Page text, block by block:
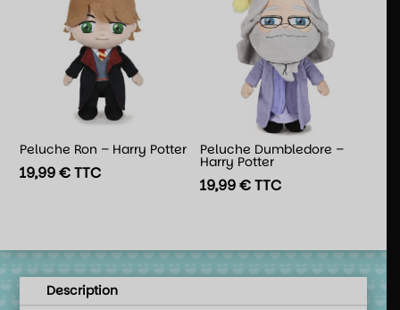
Peluche Ron – Harry Potter
19,99€TTC
Peluche Dumbledore –
Harry Potter
19,99€TTC
Description